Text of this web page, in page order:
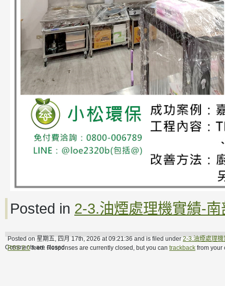
Posted in 2-3.油煙處理機實績-南
Posted on 星期五, 四月 17th, 2026 at 09:21:36 and is filed under 2-3.油煙處理機
RSS 2.0feed. Responses are currently closed, but you can trackback from your
Comments are closed.